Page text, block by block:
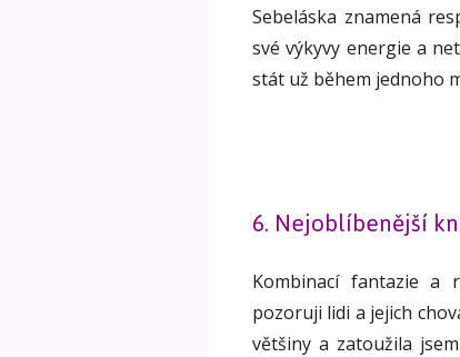
Sebeláska znamená
své výkyvy energie a
stát už během jednoho
6. Nejoblíbenější
Kombinací fantazie a
pozoruji lidi a jejich
většiny a zatoužila